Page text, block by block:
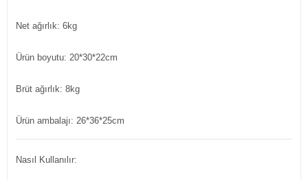
Net ağırlık: 6kg
Ürün boyutu: 20*30*22cm
Brüt ağırlık: 8kg
Ürün ambalajı: 26*36*25cm
Nasıl Kullanılır: